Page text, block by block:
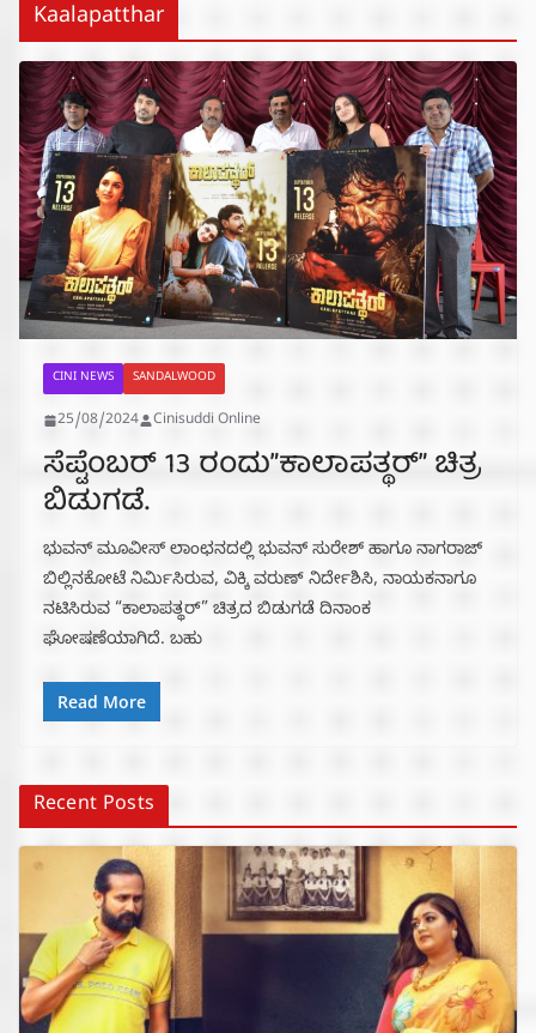
Kaalapatthar
CINI NEWS SANDALWOOD
25/08/2024 Cinisuddi Online
ಸೆಪ್ಟೆಂಬರ್ 13 ರಂದು”ಕಾಲಾಪತ್ಥರ್” ಚಿತ್ರ
ಬಿಡುಗಡೆ.
ಭುವನ್ ಮೂವೀಸ್ ಲಾಂಛನದಲ್ಲಿ ಭುವನ್ ಸುರೇಶ್ ಹಾಗೂ ನಾಗರಾಜ್
ಬಿಲ್ಲಿನಕೋಟೆ ನಿರ್ಮಿಸಿರುವ, ವಿಕ್ಕಿ ವರುಣ್ ನಿರ್ದೇಶಿಸಿ, ನಾಯಕನಾಗೂ
ನಟಿಸಿರುವ “ಕಾಲಾಪತ್ಥರ್” ಚಿತ್ರದ ಬಿಡುಗಡೆ ದಿನಾಂಕ
ಘೋಷಣೆಯಾಗಿದೆ. ಬಹು
Read More
Recent Posts